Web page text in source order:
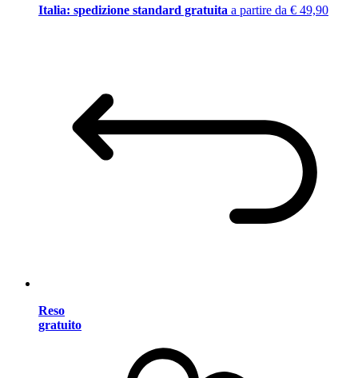
Italia: spedizione standard gratuita a partire da € 49,90
Reso
gratuito